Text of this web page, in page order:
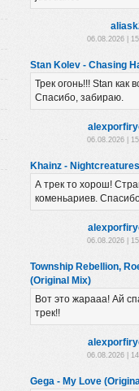
06.08.2026 |
Stan Kolev - Chasing
Трек огонь!!! Stan как
Спасибо, забираю.
06.08.2026 |
Khainz -
А трек то хорош!
коменьариев.
06.08.2026 |
Township Rebellion,
(Original Mix)
Вот это жарааа! Ай
трек!!
06.08.2026 |
Gega - My Love